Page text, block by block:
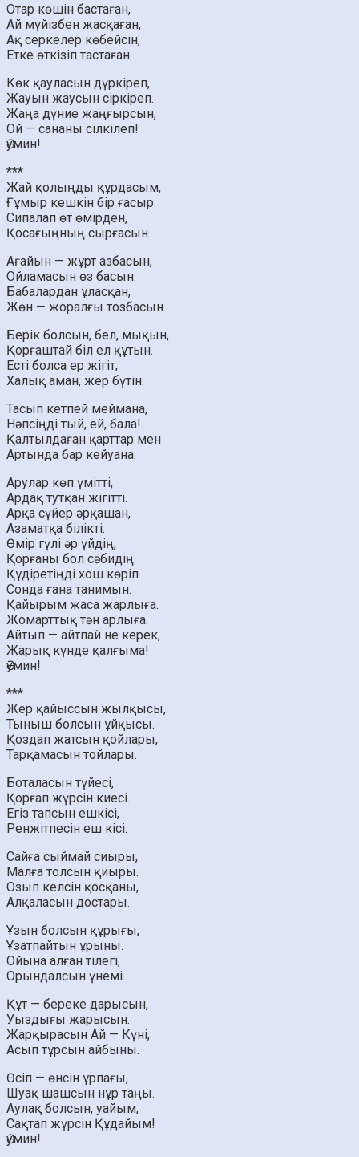
Отар көшін бастаған,
Ай мүйізбен жасқаған,
Ақ серкелер көбейсін,
Етке өткізіп тастаған.
Көк қауласын дүркіреп,
Жауын жаусын сіркіреп.
Жаңа дүние жаңғырсын,
Ой — сананы сілкілеп!
Әумин!
***
Жай қолыңды құрдасым,
Ғұмыр кешкін бір ғасыр.
Сипалап өт өмірден,
Қосағыңның сырғасын.
Ағайын — жұрт азбасын,
Ойламасын өз басын.
Бабалардан ұласқан,
Жөн — жоралғы тозбасын.
Берік болсын, бел, мықын,
Қорғаштай біл ел құтын.
Есті болса ер жігіт,
Халық аман, жер бүтін.
Тасып кетпей меймана,
Нәпсіңді тый, ей, бала!
Қалтылдаған қарттар мен
Артында бар кейуана.
Арулар көп үмітті,
Ардақ тутқан жігітті.
Арқа сүйер әрқашан,
Азаматқа білікті.
Өмір гүлі әр үйдің,
Қорғаны бол сәбидің.
Құдіретіңді хош көріп
Сонда ғана танимын.
Қайырым жаса жарлыға.
Жомарттық тән арлыға.
Айтып — айтпай не керек,
Жарық күнде қалғыма!
Әумин!
***
Жер қайыссын жылқысы,
Тыныш болсын ұйқысы.
Қоздап жатсын қойлары,
Тарқамасын тойлары.
Боталасын түйесі,
Қорғап жүрсін киесі.
Егіз тапсын ешкісі,
Ренжітпесін еш кісі.
Сайға сыймай сиыры,
Малға толсын қиыры.
Озып келсін қосқаны,
Алқаласын достары.
Ұзын болсын құрығы,
Ұзатпайтын ұрыны.
Ойына алған тілегі,
Орындалсын үнемі.
Құт — береке дарысын,
Уыздығы жарысын.
Жарқырасын Ай — Күні,
Асып тұрсын айбыны.
Өсіп — өнсін ұрпағы,
Шуақ шашсын нұр таңы.
Аулақ болсын, уайым,
Сақтап жүрсін Құдайым!
Әумин!